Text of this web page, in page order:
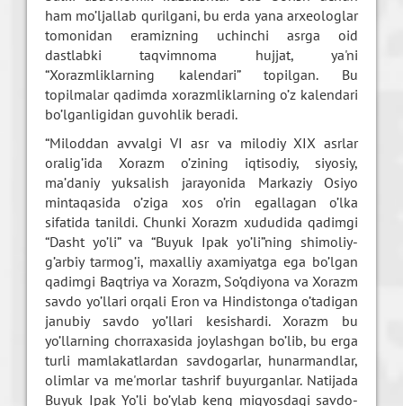
ham mo’ljallab qurilgani, bu еrda yana arxеologlar
tomonidan eramizning uchinchi asrga oid
dastlabki taqvimnoma hujjat, ya'ni
“Xorazmliklarning kalеndari” topilgan. Bu
topilmalar qadimda xorazmliklarning o’z kalеndari
bo’lganligidan guvohlik bеradi.
“Miloddan avvalgi VI asr va milodiy XIX asrlar
oralig’ida Xorazm o’zining iqtisodiy, siyosiy,
ma’daniy yuksalish jarayonida Markaziy Osiyo
mintaqasida o’ziga xos o’rin egallagan o’lka
sifatida tanildi. Chunki Xorazm xududida qadimgi
“Dasht yo’li” va “Buyuk Ipak yo’li”ning shimoliy-
g’arbiy tarmog’i, maxalliy axamiyatga ega bo’lgan
qadimgi Baqtriya va Xorazm, So’qdiyona va Xorazm
savdo yo’llari orqali Eron va Hindistonga o’tadigan
janubiy savdo yo’llari kеsishardi. Xorazm bu
yo’llarning chorraxasida joylashgan bo’lib, bu еrga
turli mamlakatlardan savdogarlar, hunarmandlar,
olimlar va mе'morlar tashrif buyurganlar. Natijada
Buyuk Ipak Yo’li bo’ylab kеng miqyosdagi savdo-